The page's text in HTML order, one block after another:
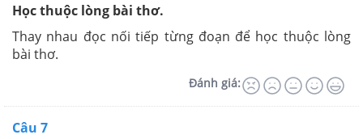
Học thuộc lòng bài thơ.
Thay nhau đọc nối tiếp từng đoạn để học thuộc lòng
bài thơ.
Đánh giá:
Câu 7